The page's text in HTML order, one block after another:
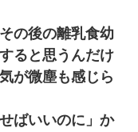
の後の離乳食幼
ると思うんだけ
が微塵も感じら
ばいいのに」か